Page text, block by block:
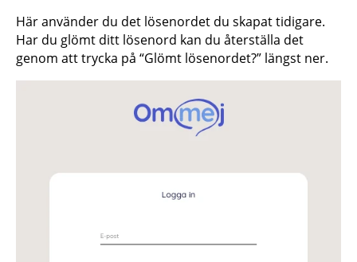
Här använder du det lösenordet du skapat tidigare.
Har du glömt ditt lösenord kan du återställa det
genom att trycka på “Glömt lösenordet?” längst ner.